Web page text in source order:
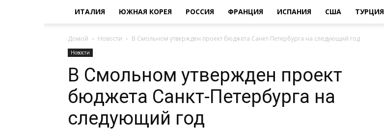
ИТАЛИЯ ЮЖНАЯ КОРЕЯ РОССИЯ ФРАНЦИЯ ИСПАНИЯ США ТУРЦИЯ
Домой Новости В Смольном утвержден проект бюджета Санкт-Петербурга на следующий год
Новости
В Смольном утвержден проект
бюджета Санкт-Петербурга на
следующий год